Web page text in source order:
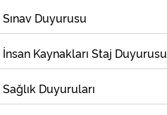
Sınav Duyurusu
İnsan Kaynakları Staj Duyurusu
Sağlık Duyuruları